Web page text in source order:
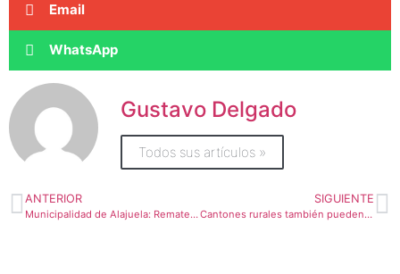
Email
WhatsApp
Gustavo Delgado
Todos sus artículos »
ANTERIOR
Municipalidad de Alajuela: Remate Electrónico de Locales Comerciales
SIGUIENTE
Cantones rurales también pueden llegar a convertirse en ciudades inteligentes